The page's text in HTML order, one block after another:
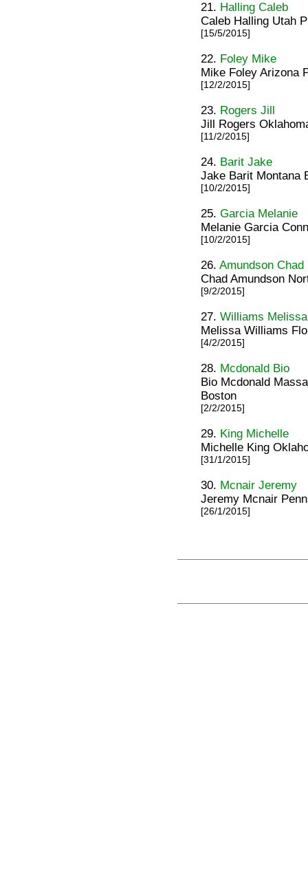
21. Halling Caleb
Caleb Halling Utah
[15/5/2015]
22. Foley Mike
Mike Foley Arizona
[12/2/2015]
23. Rogers Jill
Jill Rogers
[11/2/2015]
24. Barit Jake
Jake Barit Montana
[10/2/2015]
25.Garcia Melanie
Melanie Garcia
[10/2/2015]
26.Amundson Chad
Chad Amundson
[9/2/2015]
27.Williams Melissa
Melissa Williams
[4/2/2015]
28. Mcdonald Bio
Bio Mcdonald
Boston
[2/2/2015]
29. King Michelle
Michelle King
[31/1/2015]
30. Mcnair Jeremy
Jeremy Mcnair
[26/1/2015]